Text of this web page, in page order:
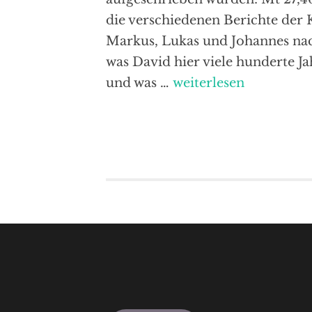
die verschiedenen Berichte der
Markus, Lukas und Johannes
was David hier viele hunderte
und was … Psalm
weiterlesen